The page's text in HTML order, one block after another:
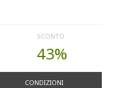
SCONTO
43%
CONDIZIONI